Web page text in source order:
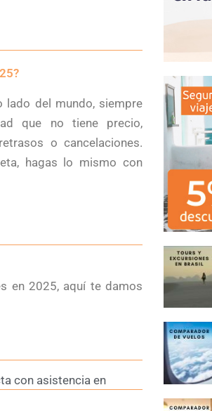
lado del mundo, siempre
que no tiene precio,
o cancelaciones.
hagas lo mismo con
en 2025, aquí te damos
con asistencia en